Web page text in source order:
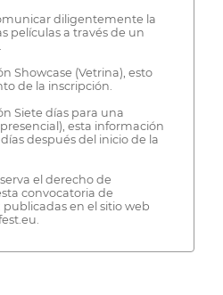
diligentemente la
películas a través de un
Showcase (Vetrina), esto
de la inscripción.
Siete días para una
esta información
después del inicio de la
el derecho de
convocatoria de
en el sitio web